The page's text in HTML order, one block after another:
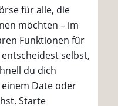
für alle, die
möchten – im
Funktionen für
selbst,
du dich
Date oder
Starte